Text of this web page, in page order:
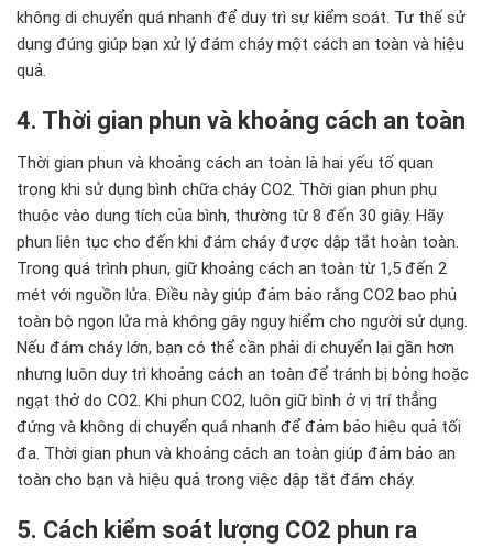
không di chuyển quá nhanh để duy trì sự kiểm soát. Tư thế sử
dụng đúng giúp bạn xử lý đám cháy một cách an toàn và hiệu
quả.
4. Thời gian phun và khoảng cách an toàn
Thời gian phun và khoảng cách an toàn là hai yếu tố quan
trọng khi sử dụng bình chữa cháy CO2. Thời gian phun phụ
thuộc vào dung tích của bình, thường từ 8 đến 30 giây. Hãy
phun liên tục cho đến khi đám cháy được dập tắt hoàn toàn.
Trong quá trình phun, giữ khoảng cách an toàn từ 1,5 đến 2
mét với nguồn lửa. Điều này giúp đảm bảo rằng CO2 bao phủ
toàn bộ ngọn lửa mà không gây nguy hiểm cho người sử dụng.
Nếu đám cháy lớn, bạn có thể cần phải di chuyển lại gần hơn
nhưng luôn duy trì khoảng cách an toàn để tránh bị bỏng hoặc
ngạt thở do CO2. Khi phun CO2, luôn giữ bình ở vị trí thẳng
đứng và không di chuyển quá nhanh để đảm bảo hiệu quả tối
đa. Thời gian phun và khoảng cách an toàn giúp đảm bảo an
toàn cho bạn và hiệu quả trong việc dập tắt đám cháy.
5. Cách kiểm soát lượng CO2 phun ra